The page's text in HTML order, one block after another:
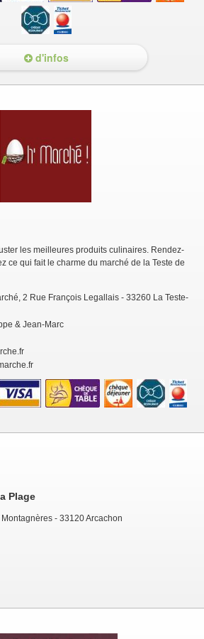
d'infos
les meilleures produits culinaires. Rendez-
ce qui fait le charme du marché de la Teste de
2 Rue François Legallais - 33260 La Teste-
& Jean-Marc
Plage
- 33120 Arcachon